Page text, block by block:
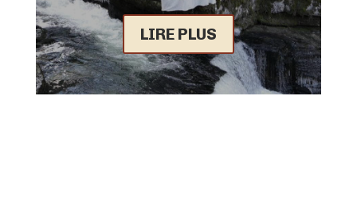
LIRE PLUS